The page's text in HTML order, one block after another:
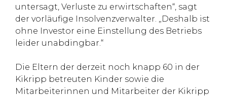
untersagt, Verluste zu erwirtschaften“, sagt
der vorläufige Insolvenzverwalter. „Deshalb ist
ohne Investor eine Einstellung des Betriebs
leider unabdingbar.“
Die Eltern der derzeit noch knapp 60 in der
Kikripp betreuten Kinder sowie die
Mitarbeiterinnen und Mitarbeiter der Kikripp